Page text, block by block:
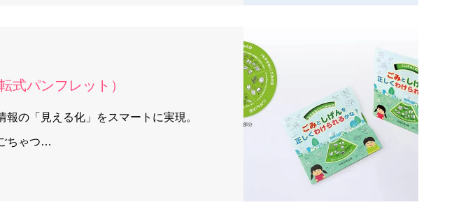
式パンフレット）
報の「見える化」をスマートに実現。
ちゃつ…